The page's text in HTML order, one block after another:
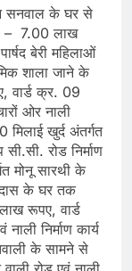
सनवाल के घर से
– 7.00 लाख
बेरी महिलाओं
शाला जाने के
वार्ड क्र. 09
ओर नाली
खुर्द अंतर्गत
रोड निर्माण
मोनू सारथी के
के घर तक
रूपए, वार्ड
निर्माण कार्य
के सामने से